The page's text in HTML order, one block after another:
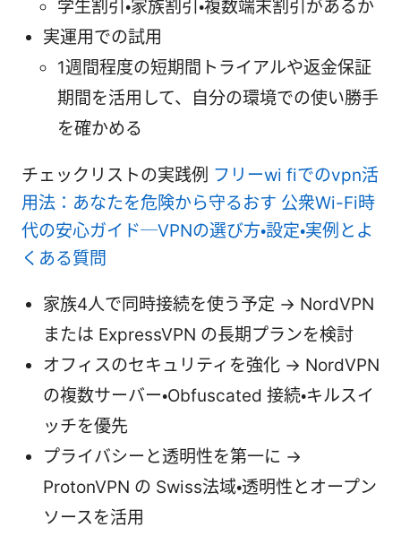
学生割引・家族割引・複数端末割引があるか
実運用での試用
1週間程度の短期間トライアルや返金保証
期間を活用して、自分の環境での使い勝手
を確かめる
チェックリストの実践例 フリーwi fiでのvpn活
用法：あなたを危険から守るおす 公衆Wi-Fi時
代の安心ガイド─VPNの選び方・設定・実例とよ
くある質問
家族4人で同時接続を使う予定 -> NordVPN
または ExpressVPN の長期プランを検討
オフィスのセキュリティを強化 -> NordVPN
の複数サーバー・Obfuscated 接続・キルスイ
ッチを優先
プライバシーと透明性を第一に ->
ProtonVPN の Swiss法域・透明性とオープン
ソースを活用